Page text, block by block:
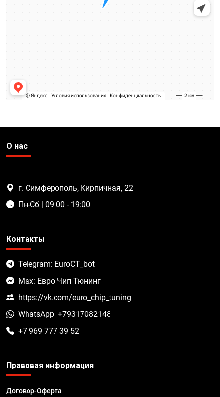
О нас
г. Симферополь, Кирпичная, 22
Пн-Сб | 09:00 - 19:00
Контакты
Telegram: EuroCT_bot
Max: Евро Чип Тюнинг
https://vk.com/euro_chip_tuning
WhatsApp: +79317082148
+7 969 777 39 52
Правовая информация
Договор-Оферта